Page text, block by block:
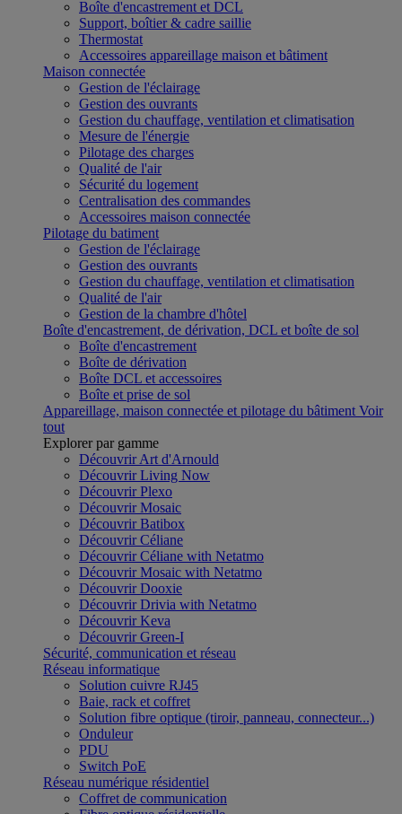
Boîte d'encastrement et DCL
Support, boîtier & cadre saillie
Thermostat
Accessoires appareillage maison et bâtiment
Maison connectée
Gestion de l'éclairage
Gestion des ouvrants
Gestion du chauffage, ventilation et climatisation
Mesure de l'énergie
Pilotage des charges
Qualité de l'air
Sécurité du logement
Centralisation des commandes
Accessoires maison connectée
Pilotage du batiment
Gestion de l'éclairage
Gestion des ouvrants
Gestion du chauffage, ventilation et climatisation
Qualité de l'air
Gestion de la chambre d'hôtel
Boîte d'encastrement, de dérivation, DCL et boîte de sol
Boîte d'encastrement
Boîte de dérivation
Boîte DCL et accessoires
Boîte et prise de sol
Appareillage, maison connectée et pilotage du bâtiment Voir
tout
Explorer par gamme
Découvrir Art d'Arnould
Découvrir Living Now
Découvrir Plexo
Découvrir Mosaic
Découvrir Batibox
Découvrir Céliane
Découvrir Céliane with Netatmo
Découvrir Mosaic with Netatmo
Découvrir Dooxie
Découvrir Drivia with Netatmo
Découvrir Keva
Découvrir Green-I
Sécurité, communication et réseau
Réseau informatique
Solution cuivre RJ45
Baie, rack et coffret
Solution fibre optique (tiroir, panneau, connecteur...)
Onduleur
PDU
Switch PoE
Réseau numérique résidentiel
Coffret de communication